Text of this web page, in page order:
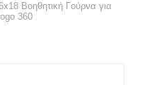
Βοηθητική Γούρνα για
360